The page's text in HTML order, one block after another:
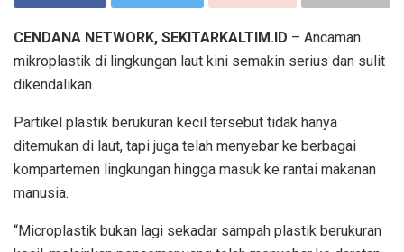
CENDANA NETWORK, SEKITARKALTIM.ID – Ancaman
mikroplastik di lingkungan laut kini semakin serius dan sulit
dikendalikan.
Partikel plastik berukuran kecil tersebut tidak hanya
ditemukan di laut, tapi juga telah menyebar ke berbagai
kompartemen lingkungan hingga masuk ke rantai makanan
manusia.
“Microplastik bukan lagi sekadar sampah plastik berukuran